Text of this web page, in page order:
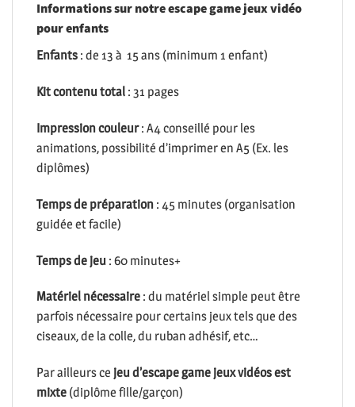
Informations sur notre escape game jeux vidéo
pour enfants
Enfants : de 13 à 15 ans (minimum 1 enfant)
Kit contenu total : 31 pages
Impression couleur: A4 conseillé pour les
animations, possibilité d’imprimer en A5 (Ex. les
diplômes)
Temps de préparation : 45 minutes (organisation
guidée et facile)
Temps de jeu : 60 minutes+
Matériel nécessaire : du matériel simple peut être
parfois nécessaire pour certains jeux tels que des
ciseaux, de la colle, du ruban adhésif, etc…
Par ailleurs ce jeu d’escape game jeux vidéos est
mixte (diplôme fille/garçon)